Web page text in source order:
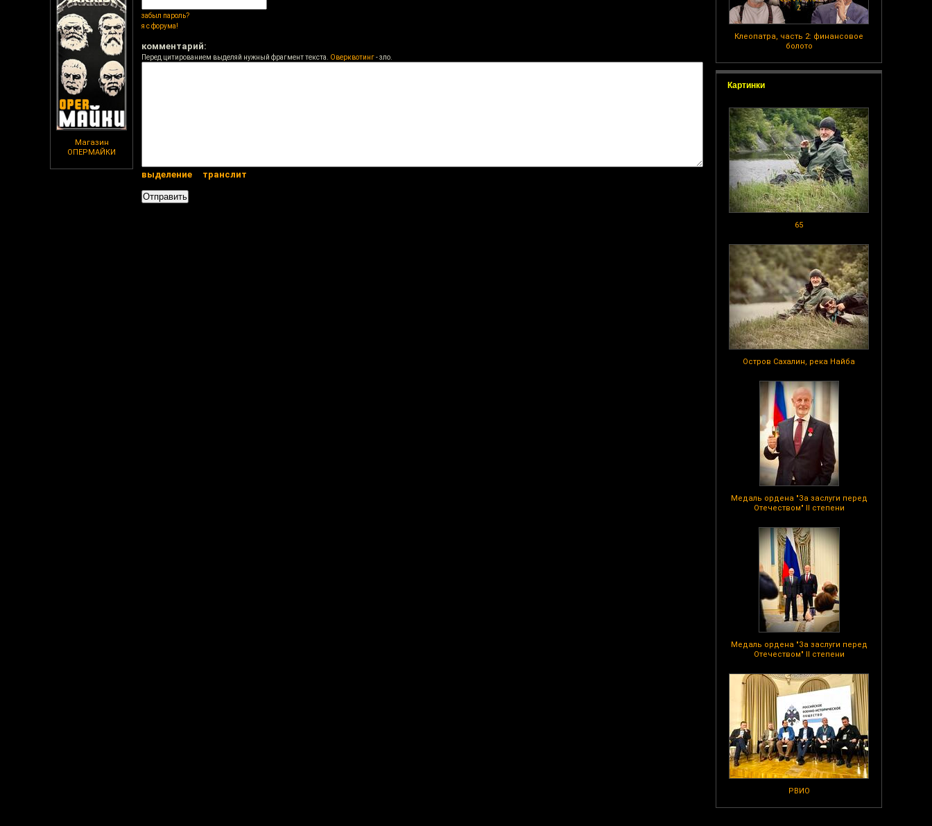
Магазин
ОПЕРМАЙКИ
Клеопатра, часть 2: финансовое
болото
Картинки
65
Остров Сахалин, река Найба
Медаль ордена "За заслуги перед
Отечеством" II степени
Медаль ордена "За заслуги перед
Отечеством" II степени
РВИО
забыл пароль?
я с форума!
комментарий:
Перед цитированием выделяй нужный фрагмент текста. Оверквотинг- зло.
выделение транслит